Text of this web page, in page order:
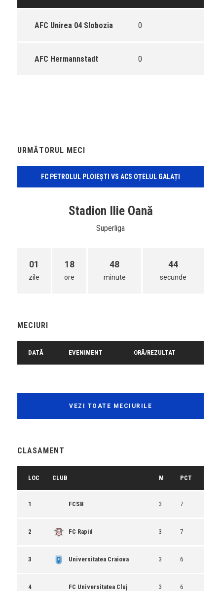
AFC Unirea 04 Slobozia 0
AFC Hermannstadt 0
URMĂTORUL MECI
FC PETROLUL PLOIEȘTI VS ACS OȚELUL GALAȚI
Stadion Ilie Oană
Superliga
01
zile
18
ore
48
minute
44
secunde
MECIURI
DATĂ EVENIMENT ORĂ/REZULTAT
VEZI TOATE MECIURILE
CLASAMENT
LOC CLUB M PCT
1 FCSB 3 7
2 FC Rapid 3 7
3 Universitatea Craiova 3 6
4 FC Universitatea Cluj 3 6